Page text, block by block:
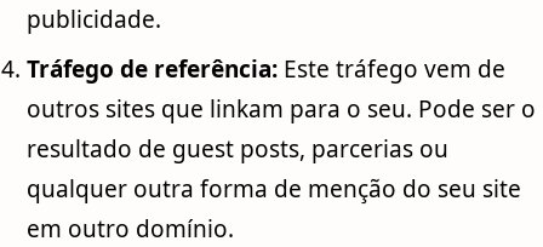
publicidade.
Tráfego de referência:Este tráfego vem de
outros sites que linkam para o seu. Pode ser o
resultado de guest posts, parcerias ou
qualquer outra forma de menção do seu site
em outro domínio.